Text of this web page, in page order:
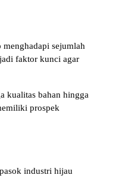
sejumlah
faktor kunci agar
kualitas bahan hingga
prospek
industri hijau